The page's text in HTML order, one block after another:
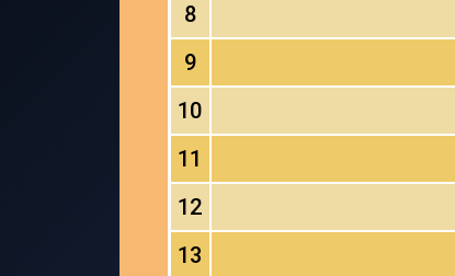
8
9
10
11
12
13